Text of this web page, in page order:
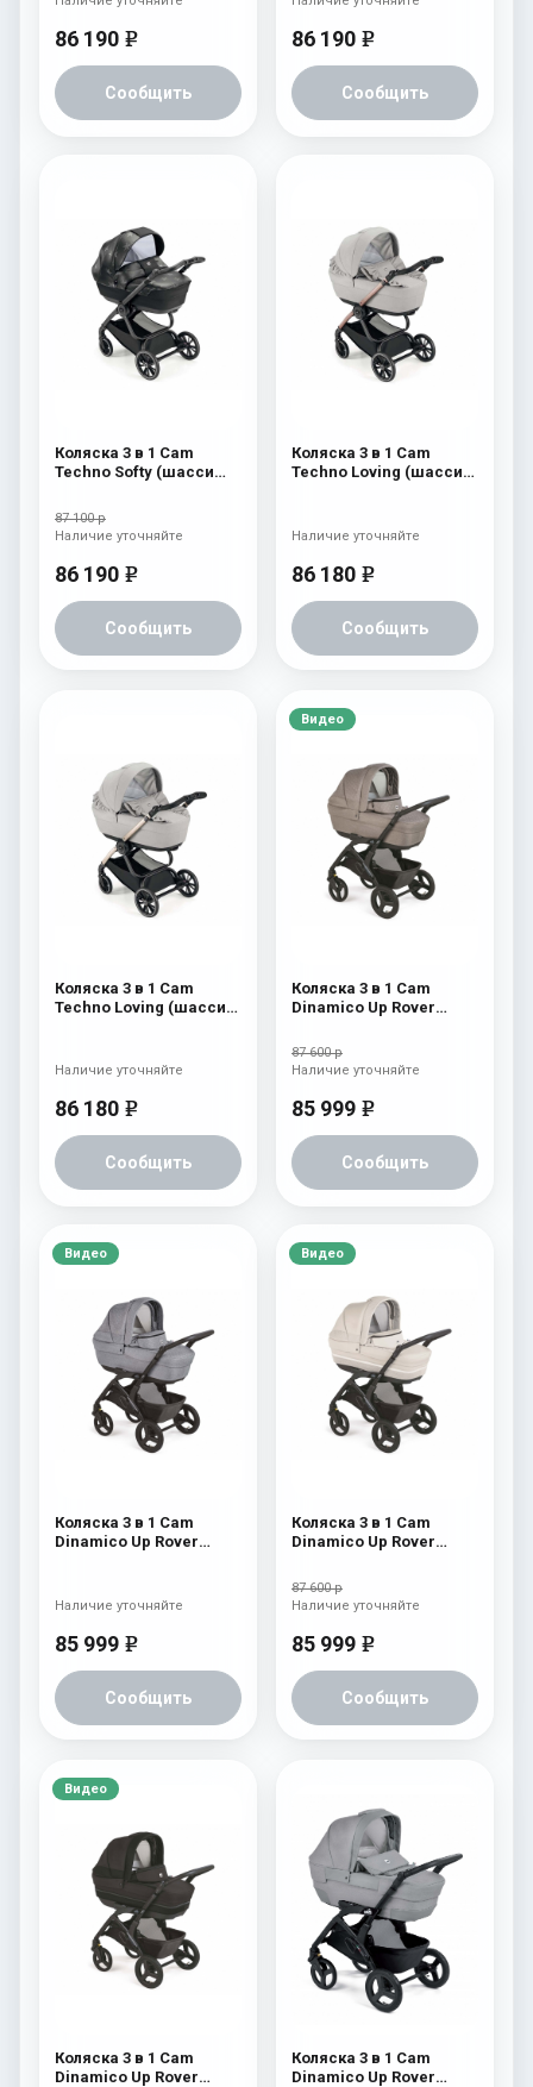
86 190 e
Сообщить
86 190 e
Сообщить
Коляска 3 в 1 Cam
Techno Softy (шасси
87 100 р
86 190 e
Сообщить
Наличие уточняйте
Коляска 3 в 1 Cam
Techno Loving (шасси
86 180 e
Сообщить
Наличие уточняйте
Коляска 3 в 1 Cam
Techno Loving (шасси
86 180 e
Сообщить
Наличие уточняйте
Видео
Коляска 3 в 1 Cam
Dinamico Up Rover
87 600 р
85 999 e
Сообщить
Наличие уточняйте
Видео
Коляска 3 в 1 Cam
Dinamico Up Rover
85 999 e
Сообщить
Наличие уточняйте
Видео
Коляска 3 в 1 Cam
Dinamico Up Rover
87 600 р
85 999 e
Сообщить
Наличие уточняйте
Видео
Коляска 3 в 1 Cam
Dinamico Up Rover
Коляска 3 в 1 Cam
Dinamico Up Rover